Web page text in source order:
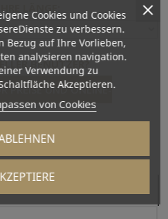
LÄNGE:
BENUTZER?
PREISE UND ONLINE-
Cookies und Cookies
zu verbessern.
Bezug auf Ihre Vorlieben,
analysieren navigation.
Verwendung zu
Akzeptieren.
von Cookies